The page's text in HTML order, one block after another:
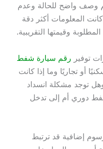
وصف واضح للحالة وعدم
المعلومات أكثر دقة
وقيمتها التقريبية.
توفير رقم سيارة شفط
أو تجاريًا وما إذا كانت
توجد مشكلة انسداد
دوري أم إلى تدخل
إضافية قد ترتبط